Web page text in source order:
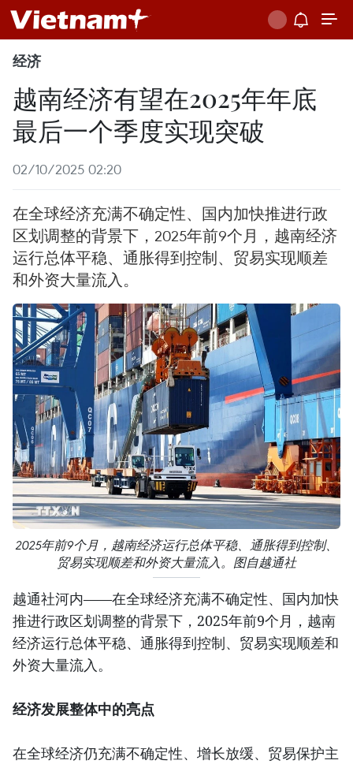
经济
越南经济有望在2025年年底
最后一个季度实现突破
02/10/2025 02:20
在全球经济充满不确定性、国内加快推进行政
区划调整的背景下，2025年前9个月，越南经济
运行总体平稳、通胀得到控制、贸易实现顺差
和外资大量流入。
2025年前9个月，越南经济运行总体平稳、通胀得到控制、
贸易实现顺差和外资大量流入。图自越通社
越通社河内——在全球经济充满不确定性、国内加快
推进行政区划调整的背景下，2025年前9个月，越南
经济运行总体平稳、通胀得到控制、贸易实现顺差和
外资大量流入。
经济发展整体中的亮点
在全球经济仍充满不确定性、增长放缓、贸易保护主